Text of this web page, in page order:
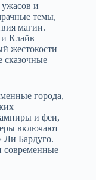
ужасов и
темы,
магии.
и Клайв
жестокости
сказочные
города,
и феи,
включают
Ли Бардуго.
современные